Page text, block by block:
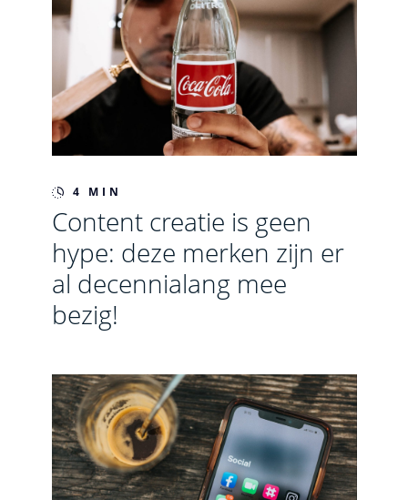
4 MIN
Content creatie is geen
hype: deze merken zijn er
al decennialang mee
bezig!